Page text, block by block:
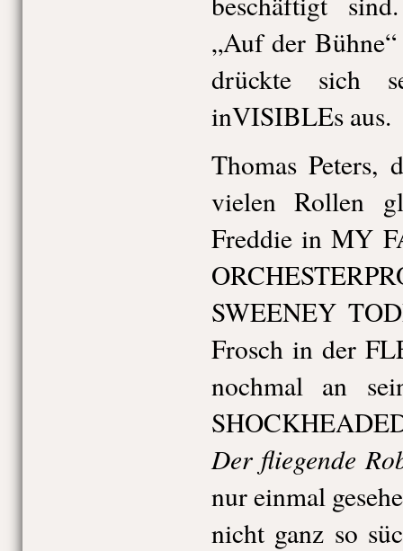
„Auf der
drückte sich
inVISIBLEs aus.
Thomas Peters,
vielen Rollen
Freddie in MY
SWEENEY
Frosch in der
nochmal an
Der fliegende
nur einmal
nicht ganz so